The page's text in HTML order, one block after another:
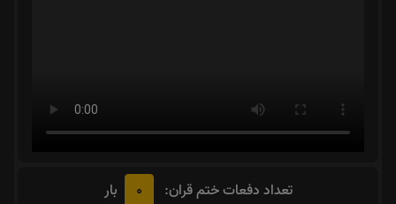
تعداد دفعات ختم قران: 0
بار